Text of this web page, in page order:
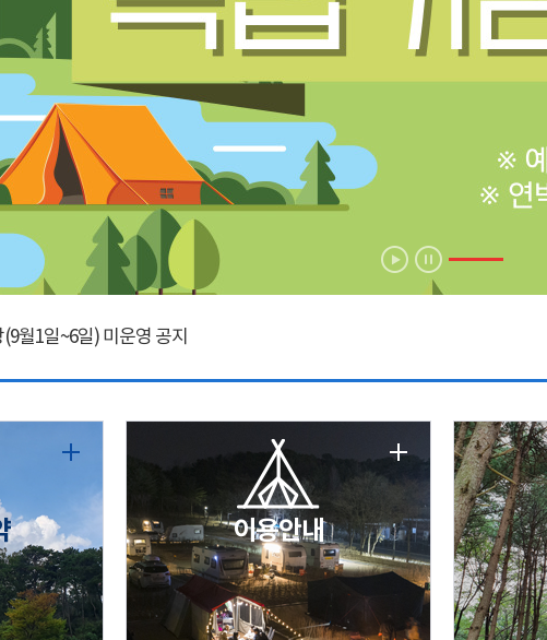
월1일~6일) 미운영 공지
시스템 점검 및 안정화에 따른 서비스 이용 제한 안내
5월 캠핑장 안점 점검의 날 변경 안내
(9월1일~6일) 미운영 공지
이용안내